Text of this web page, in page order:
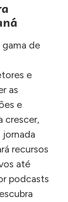
de
e
as
e
crescer,
jornada
recursos
até
podcasts